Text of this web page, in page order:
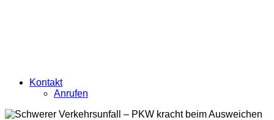
Kontakt
Anrufen